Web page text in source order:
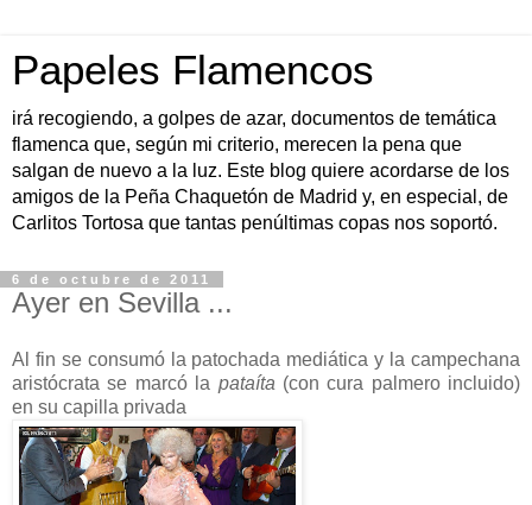
Papeles Flamencos
irá recogiendo, a golpes de azar, documentos de temática
flamenca que, según mi criterio, merecen la pena que
salgan de nuevo a la luz. Este blog quiere acordarse de los
amigos de la Peña Chaquetón de Madrid y, en especial, de
Carlitos Tortosa que tantas penúltimas copas nos soportó.
6 de octubre de 2011
Ayer en Sevilla ...
Al fin se consumó la patochada mediática y la campechana
aristócrata se marcó la pataíta (con cura palmero incluido)
en su capilla privada